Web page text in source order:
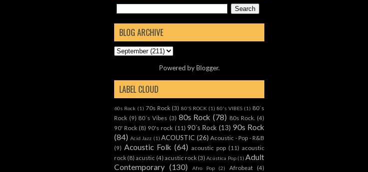
BLOG ARCHIVE
Powered byBlogger.
LABEL CLOUD
60s Rock (1) 70s Rock (3) 80'S ROCK (1) 80's VIBES (1) 80´s
Rock (9) 80´s Vibes (3) 80s Rock (78) 80s Rock. (4)
90' Rock (8) 90's rock (11) 90´s Rock (13) 90s Rock
(84) Acid Jazz (1) ACOUSTIC (26) Acoustic - Pop - R&B
(9) Acoustic Folk (64) acoustic pop (11) acoustic
rock (8) acustic (4) acustic rock (3) Acústica Pop (1) Adult
Contemporary (130) Afro Pop (2) Afrobeat
(4)